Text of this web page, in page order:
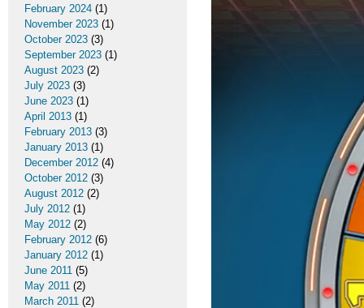
February 2024 (1)
November 2023 (1)
October 2023 (3)
September 2023 (1)
August 2023 (2)
July 2023 (3)
June 2023 (1)
April 2013 (1)
February 2013 (3)
January 2013 (1)
December 2012 (4)
October 2012 (3)
August 2012 (2)
July 2012 (1)
May 2012 (2)
February 2012 (6)
January 2012 (1)
June 2011 (5)
May 2011 (2)
March 2011 (2)